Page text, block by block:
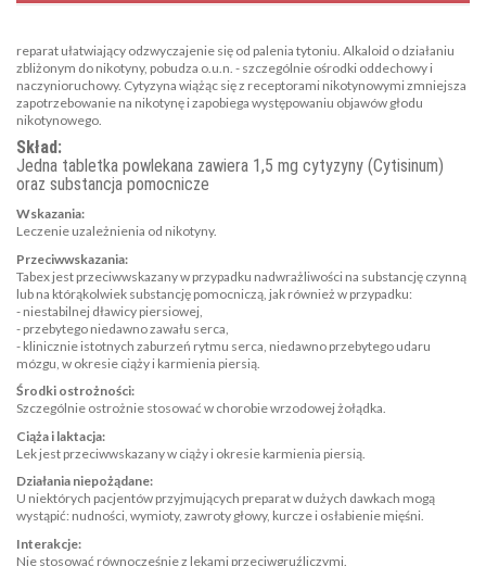
reparat ułatwiający odzwyczajenie się od palenia tytoniu. Alkaloid o działaniu
zbliżonym do nikotyny, pobudza o.u.n. - szczególnie ośrodki oddechowy i
naczynioruchowy. Cytyzyna wiążąc się z receptorami nikotynowymi zmniejsza
zapotrzebowanie na nikotynę i zapobiega występowaniu objawów głodu
nikotynowego.
Skład:
Jedna tabletka powlekana zawiera 1,5 mg cytyzyny (Cytisinum)
oraz substancja pomocnicze
Wskazania:
Leczenie uzależnienia od nikotyny.
Przeciwwskazania:
Tabex jest przeciwwskazany w przypadku nadwrażliwości na substancję czynną
lub na którąkolwiek substancję pomocniczą, jak również w przypadku:
- niestabilnej dławicy piersiowej,
- przebytego niedawno zawału serca,
- klinicznie istotnych zaburzeń rytmu serca, niedawno przebytego udaru
mózgu, w okresie ciąży i karmienia piersią.
Środki ostrożności:
Szczególnie ostrożnie stosować w chorobie wrzodowej żołądka.
Ciąża i laktacja:
Lek jest przeciwwskazany w ciąży i okresie karmienia piersią.
Działania niepożądane:
U niektórych pacjentów przyjmujących preparat w dużych dawkach mogą
wystąpić: nudności, wymioty, zawroty głowy, kurcze i osłabienie mięśni.
Interakcje:
Nie stosować równocześnie z lekami przeciwgruźliczymi.